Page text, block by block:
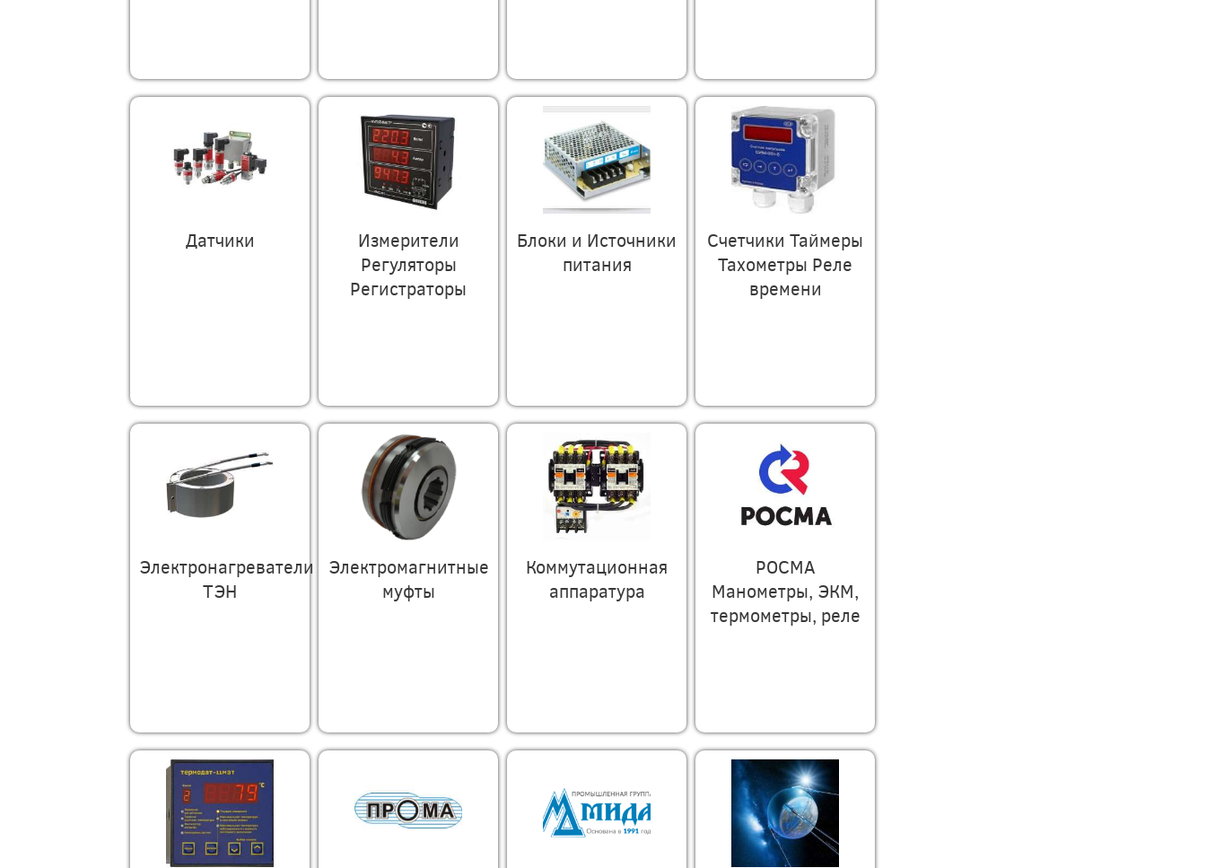
Датчики
Измерители
Регуляторы
Регистраторы
Блоки и Источники
питания
Счетчики Таймеры
Тахометры Реле
времени
Электронагреватели
ТЭН
Электромагнитные
муфты
Коммутационная
аппаратура
РОСМА
Манометры, ЭКМ,
термометры, реле